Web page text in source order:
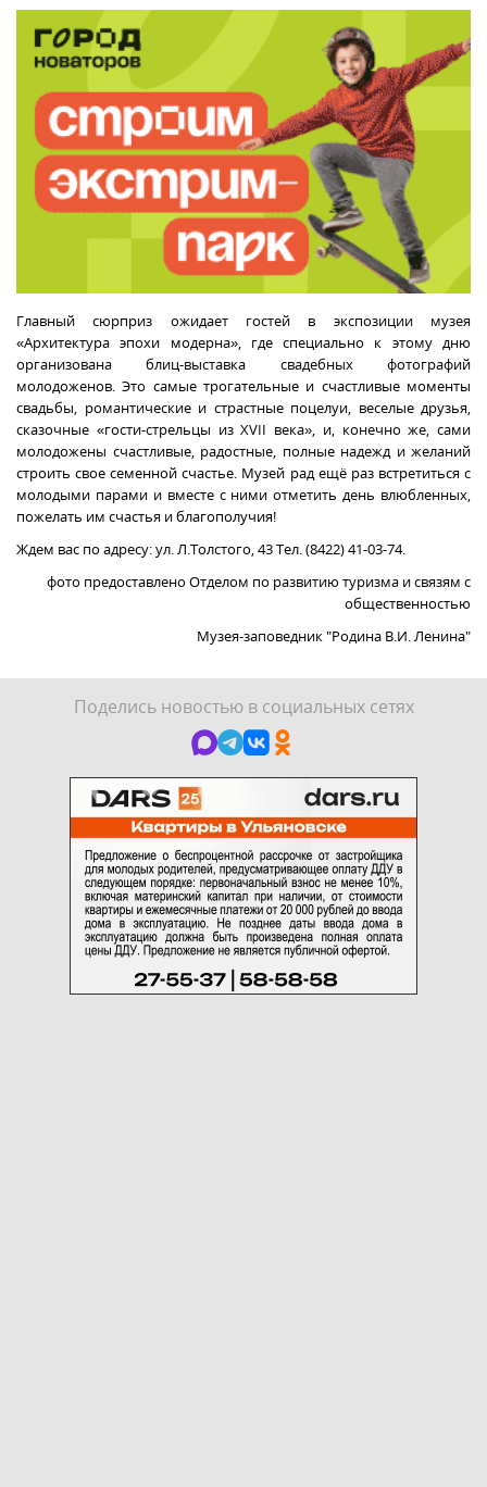
Главный сюрприз ожидает гостей в экспозиции музея
«Архитектура эпохи модерна», где специально к этому дню
организована блиц-выставка свадебных фотографий
молодоженов. Это самые трогательные и счастливые моменты
свадьбы, романтические и страстные поцелуи, веселые друзья,
сказочные «гости-стрельцы из XVII века», и, конечно же, сами
молодожены счастливые, радостные, полные надежд и желаний
строить свое семенной счастье. Музей рад ещё раз встретиться с
молодыми парами и вместе с ними отметить день влюбленных,
пожелать им счастья и благополучия!
Ждем вас по адресу: ул. Л.Толстого, 43 Тел. (8422) 41-03-74.
фото предоставлено Отделом по развитию туризма и связям с
общественностью
Музея-заповедник "Родина В.И. Ленина"
Поделись новостью в социальных сетях